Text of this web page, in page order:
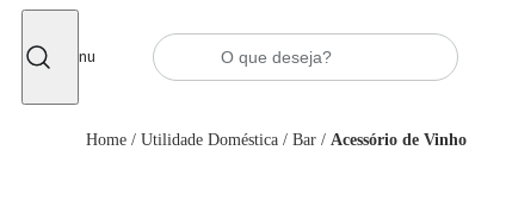
Menu
Home / Utilidade Doméstica / Bar / Acessório de Vinho